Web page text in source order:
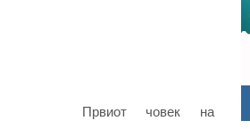
Првиот човек на